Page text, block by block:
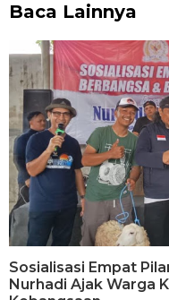
Baca Lainnya
Sosialisasi Empat
Nurhadi Ajak Warga